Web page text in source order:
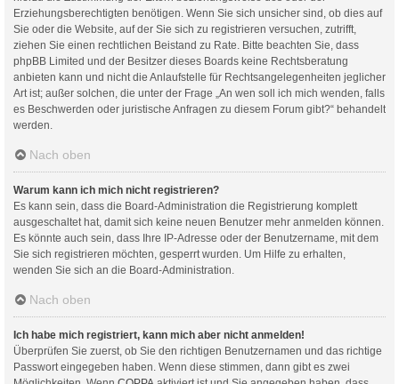
Erziehungsberechtigten benötigen. Wenn Sie sich unsicher sind, ob dies auf
Sie oder die Website, auf der Sie sich zu registrieren versuchen, zutrifft,
ziehen Sie einen rechtlichen Beistand zu Rate. Bitte beachten Sie, dass
phpBB Limited und der Besitzer dieses Boards keine Rechtsberatung
anbieten kann und nicht die Anlaufstelle für Rechtsangelegenheiten jeglicher
Art ist; außer solchen, die unter der Frage „An wen soll ich mich wenden, falls
es Beschwerden oder juristische Anfragen zu diesem Forum gibt?“ behandelt
werden.
Nach oben
Warum kann ich mich nicht registrieren?
Es kann sein, dass die Board-Administration die Registrierung komplett
ausgeschaltet hat, damit sich keine neuen Benutzer mehr anmelden können.
Es könnte auch sein, dass Ihre IP-Adresse oder der Benutzername, mit dem
Sie sich registrieren möchten, gesperrt wurden. Um Hilfe zu erhalten,
wenden Sie sich an die Board-Administration.
Nach oben
Ich habe mich registriert, kann mich aber nicht anmelden!
Überprüfen Sie zuerst, ob Sie den richtigen Benutzernamen und das richtige
Passwort eingegeben haben. Wenn diese stimmen, dann gibt es zwei